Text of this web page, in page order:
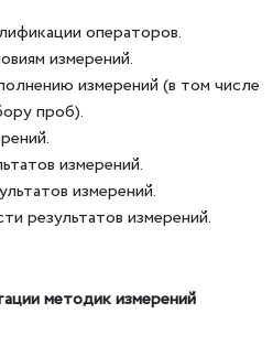
операторов.
измерений.
измерений (в том числе
проб).
измерений.
измерений.
результатов измерений.
методик измерений